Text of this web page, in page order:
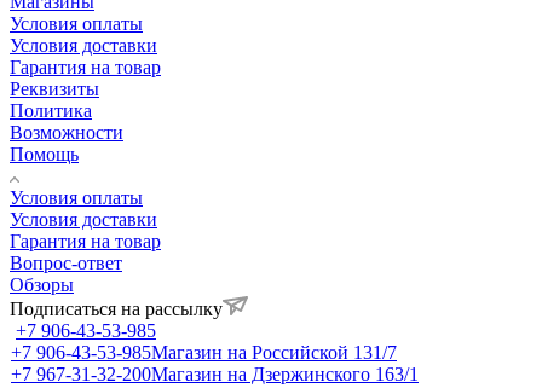
Условия оплаты
Условия доставки
Гарантия на товар
Реквизиты
Политика
Возможности
Помощь
Условия оплаты
Условия доставки
Гарантия на товар
Вопрос-ответ
Обзоры
Подписаться на рассылку
+7 906-43-53-985
+7 906-43-53-985Магазин на Российской 131/7
+7 967-31-32-200Магазин на Дзержинского 163/1